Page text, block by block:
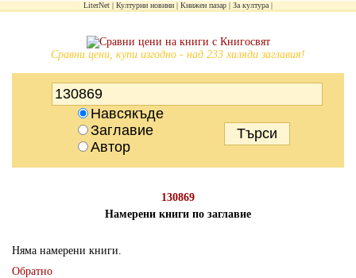
LiterNet Културни новини Книжен пазар За култура
Сравни цени, купи изгодно - над 233 хиляди заглавия!
Навсякъде
Заглавие
Автор
130869
Намерени книги по заглавие
Няма намерени книги.
Обратно